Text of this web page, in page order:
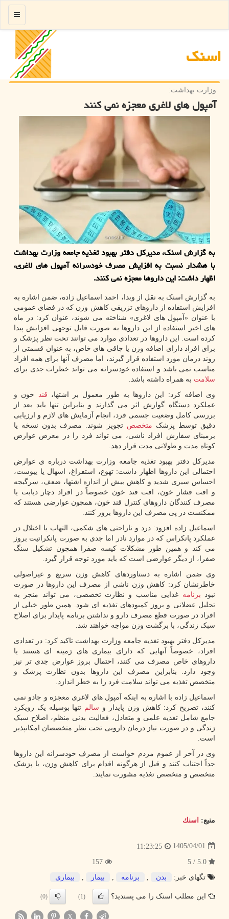
اسنك
منو
وزارت بهداشت:
آمپول های لاغری معجزه نمی کنند
به گزارش اسنک، مدیرکل دفتر بهبود تغذیه جامعه وزارت بهداشت
با هشدار نسبت به افزایش مصرف خودسرانه آمپول های لاغری،
اظهار داشت: این داروها معجزه نمی کنند.
به گزارش اسنک به نقل از وبدا، احمد اسماعیل زاده، ضمن اشاره به
افزایش استفاده از داروهای تزریقی کاهش وزن که در فضای عمومی
با عنوان «آمپول های لاغری» شناخته می شوند، عنوان کرد: در ماه
های اخیر استفاده از این داروها به صورت قابل توجهی افزایش پیدا
کرده است. این داروها در تعدادی موارد می توانند تحت نظر پزشک و
برای افراد دارای اضافه وزن یا چاقی های خاص، به عنوان قسمتی از
روند درمان مورد استفاده قرار گیرند، اما مصرف آنها برای همه افراد
مناسب نمی باشد و استفاده خودسرانه می تواند خطرات جدی برای
سلامت به همراه داشته باشد.
وی اضافه کرد: این داروها به طور معمول بر اشتها، قند خون و
عملکرد دستگاه گوارش اثر می گذارند و بنابراین تنها باید بعد از
بررسی کامل وضعیت جسمی فرد، انجام آزمایش های لازم و ارزیابی
دقیق توسط پزشک متخصص تجویز شوند. مصرف بدون نسخه یا
برمبنای سفارش افراد ناشی، می تواند فرد را در معرض عوارض
کوتاه مدت و طولانی مدت قرار دهد.
مدیرکل دفتر بهبود تغذیه جامعه وزارت بهداشت درباره ی عوارض
احتمالی این داروها اظهار داشت: تهوع، استفراغ، اسهال یا یبوست،
احساس سیری شدید و کاهش بیش از اندازه اشتها، ضعف، سرگیجه
و افت فشار خون، افت قند خون خصوصاً در افراد دچار دیابت یا
مصرف کنندگان داروهای کنترل قند خون، همچون عوارضی هستند که
ممکنست در پی مصرف این داروها بروز کنند.
اسماعیل زاده افزود: درد و ناراحتی های شکمی، التهاب یا اختلال در
عملکرد پانکراس که در موارد نادر اما جدی به صورت پانکراتیت بروز
می کند و همین طور مشکلات کیسه صفرا همچون تشکیل سنگ
صفرا، از دیگر عوارضی است که باید مورد توجه قرار گیرد.
وی ضمن اشاره به دستاوردهای کاهش وزن سریع و غیراصولی
خاطرنشان کرد: کاهش وزن ناشی از مصرف این داروها در صورت
نبود برنامه غذایی مناسب و نظارت تخصصی، می تواند منجر به
تحلیل عضلانی و بروز کمبودهای تغذیه ای شود. همین طور خیلی از
افراد در صورت قطع مصرف دارو و نداشتن برنامه پایدار برای اصلاح
سبک زندگی، با برگشت وزن مواجه خواهند شد.
مدیرکل دفتر بهبود تغذیه جامعه وزارت بهداشت تاکید کرد: در تعدادی
افراد، خصوصاً آنهایی که دارای بیماری های زمینه ای هستند یا
داروهای خاص مصرف می کنند، احتمال بروز عوارض جدی تر نیز
وجود دارد. بنابراین مصرف این داروها بدون نظارت پزشک و
متخصص تغذیه می تواند سلامت فرد را به خطر اندازد.
اسماعیل زاده با اشاره به اینکه آمپول های لاغری معجزه و جادو نمی
کنند، تصریح کرد: کاهش وزن پایدار و سالم تنها بوسیله یک رویکرد
جامع شامل تغذیه علمی و متعادل، فعالیت بدنی منظم، اصلاح سبک
زندگی و در صورت نیاز درمان دارویی تحت نظر متخصصان امکانپذیر
است.
وی در آخر از عموم مردم خواست از مصرف خودسرانه این داروها
جداً اجتناب کنند و قبل از هرگونه اقدام برای کاهش وزن، با پزشک
متخصص و متخصص تغذیه مشورت نمایند.
منبع: اسنك
1405/04/01
11:23:25
تگهای خبر:
بدن , برنامه , بیمار , بیماری
این مطلب اسنک را می پسندید؟ (1)
(0)
X